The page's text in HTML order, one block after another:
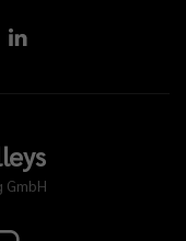
GmbH